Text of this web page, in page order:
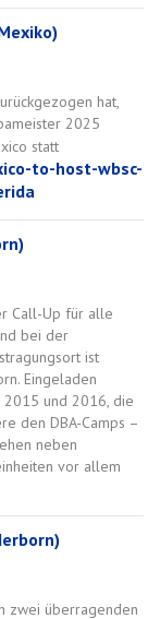
hat,
2025
statt
to-host-wbsc-
Call-Up für alle
bei der
ist
Eingeladen
und 2016, die
den DBA-Camps –
neben
vor allem
zwei überragenden